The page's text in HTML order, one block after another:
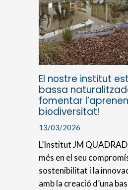
El nostre institut
bassa
fomentar
biodiversitat!
13/03/2026
L’Institut JM
més en el seu
sostenibilitat i la
amb la creació d’una